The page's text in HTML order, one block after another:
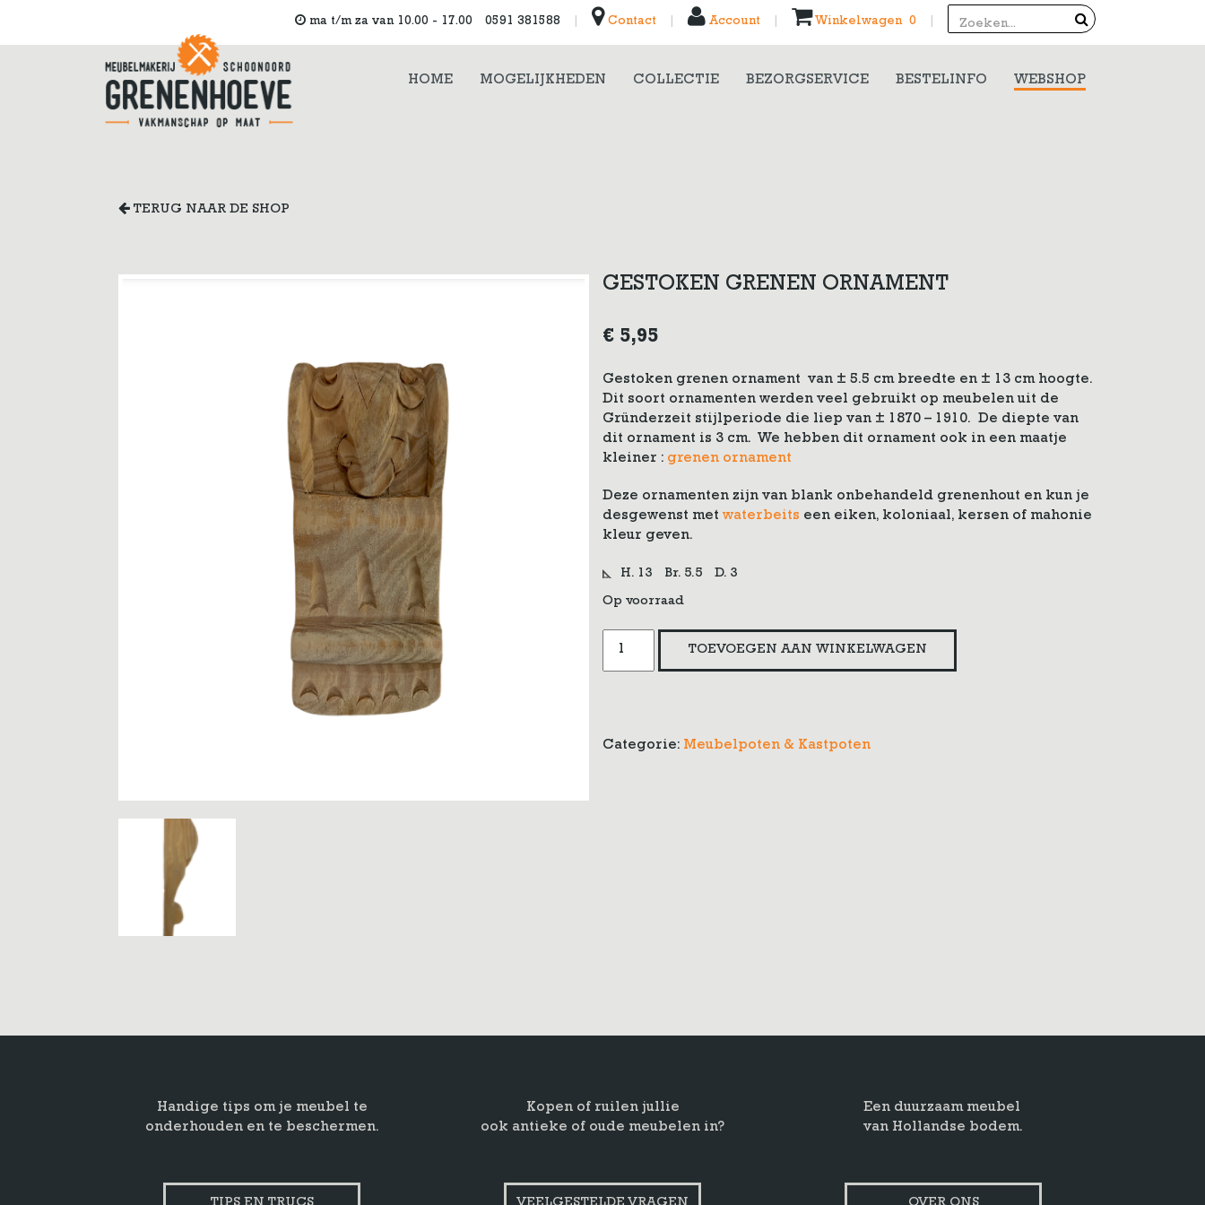
ma t/m za van 10.00 - 17.00 0591 381588 Contact Account Winkelwagen 0
HOME MOGELIJKHEDEN COLLECTIE BEZORGSERVICE BESTELINFO WEBSHOP
TERUG NAAR DE SHOP
GESTOKEN GRENEN ORNAMENT
€ 5,95
Gestoken grenen ornament van ± 5.5 cm breedte en ± 13 cm hoogte.
Dit soort ornamenten werden veel gebruikt op meubelen uit de
Gründerzeit stijlperiode die liep van ± 1870 – 1910. De diepte van
dit ornament is 3 cm. We hebben dit ornament ook in een maatje
kleiner : grenen ornament
Deze ornamenten zijn van blank onbehandeld grenenhout en kun je
desgewenst met waterbeits een eiken, koloniaal, kersen of mahonie
kleur geven.
H. 13 Br. 5.5 D. 3
Op voorraad
TOEVOEGEN AAN WINKELWAGEN
Categorie: Meubelpoten & Kastpoten
Handige tips om je meubel te
onderhouden en te beschermen.
Kopen of ruilen jullie
ook antieke of oude meubelen in?
Een duurzaam meubel
van Hollandse bodem.